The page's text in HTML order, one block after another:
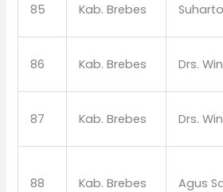
85 Kab. Brebes
86 Kab. Brebes Drs.
87 Kab. Brebes Drs.
88 Kab. Brebes Agus